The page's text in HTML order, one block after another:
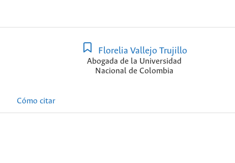
Florelia Vallejo Trujillo
Abogada de la Universidad
Nacional de Colombia
Cómo citar